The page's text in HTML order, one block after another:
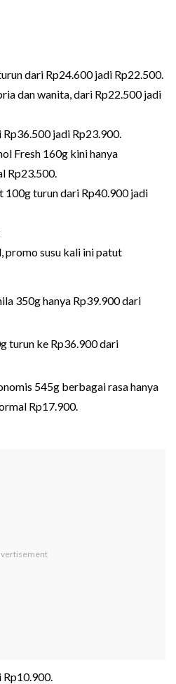
dari Rp24.600 jadi Rp22.500.
dan wanita, dari Rp22.500 jadi
jadi Rp23.900.
Fresh 160g kini hanya
Rp23.500.
100g turun dari Rp40.900 jadi
promo susu kali ini patut
350g hanya Rp39.900 dari
turun ke Rp36.900 dari
545g berbagai rasa hanya
Rp17.900.
Rp10.900.